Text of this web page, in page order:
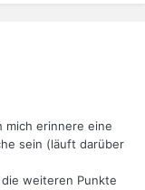
mich erinnere eine
sein (läuft darüber
weiteren Punkte